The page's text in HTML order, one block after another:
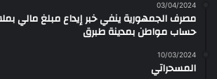
03/04/2024
مصرف الجمهورية ينفي خبر إيداع مبلغ مالي
حساب مواطن بمدينة طبرق
10/03/2024
المسحراتي